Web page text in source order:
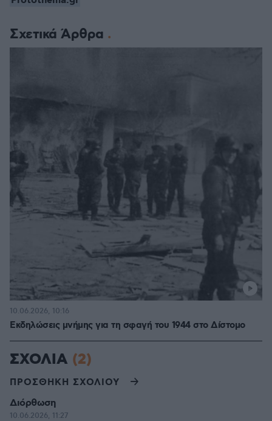
Σχετικά Άρθρα
Εκδηλώσεις μνήμης για τη σφαγή του 1944 στο Δίστομο
10.06.2026, 10:16
ΣΧΟΛΙΑ (2)
ΠΡΟΣΘΗΚΗ ΣΧΟΛΙΟΥ
Διόρθωση
10.06.2026, 11:27